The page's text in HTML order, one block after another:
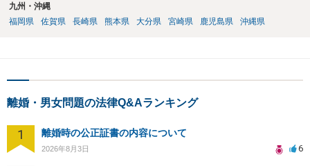
九州・沖縄
福岡県
佐賀県 長崎県 熊本県 大分県 宮崎県 鹿児島県 沖縄県
離婚・男女問題の法律Q&Aランキング
1 離婚時の公正証書の内容について
2026年8月3日 6